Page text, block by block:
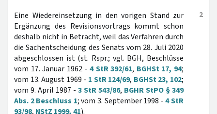
2
Eine Wiedereinsetzung in den vorigen Stand zur
Ergänzung des Revisionsvortrags kommt schon
deshalb nicht in Betracht, weil das Verfahren durch
die Sachentscheidung des Senats vom 28. Juli 2020
abgeschlossen ist (st. Rspr.; vgl. BGH, Beschlüsse
vom 17. Januar 1962 - 4 StR 392/61, BGHSt 17, 94;
vom 13. August 1969 - 1 StR 124/69, BGHSt 23, 102;
vom 9. April 1987 - 3 StR 543/86, BGHR StPO § 349
Abs. 2 Beschluss 1; vom 3. September 1998 -4 StR
93/98, NStZ 1999, 41).